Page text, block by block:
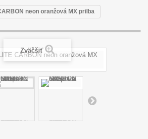
neon oranžová MX prilba
Zväčšiť